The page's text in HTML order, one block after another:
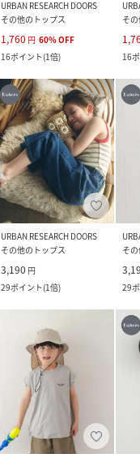
URBAN RESEARCH DOORS
その他のトップス
1,760 円 60%OFF
16ポイント(1倍)
そ
16
URBAN RESEARCH DOORS
その他のトップス
3,190 円
29ポイント(1倍)
そ
29